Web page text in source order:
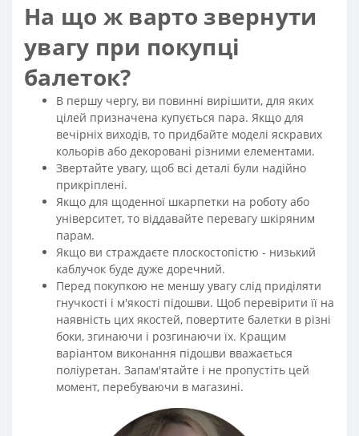
На що ж варто звернути
увагу при покупці
балеток?
В першу чергу, ви повинні вирішити, для яких
цілей призначена купується пара. Якщо для
вечірніх виходів, то придбайте моделі яскравих
кольорів або декоровані різними елементами.
Звертайте увагу, щоб всі деталі були надійно
прикріплені.
Якщо для щоденної шкарпетки на роботу або
університет, то віддавайте перевагу шкіряним
парам.
Якщо ви страждаєте плоскостопістю - низький
каблучок буде дуже доречний.
Перед покупкою не меншу увагу слід приділяти
гнучкості і м'якості підошви. Щоб перевірити її на
наявність цих якостей, повертите балетки в різні
боки, згинаючи і розгинаючи їх. Кращим
варіантом виконання підошви вважається
поліуретан. Запам'ятайте і не пропустіть цей
момент, перебуваючи в магазині.